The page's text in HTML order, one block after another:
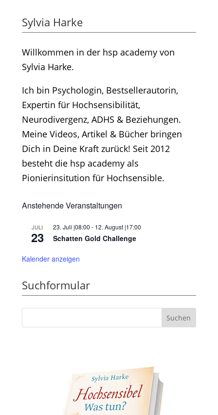
Sylvia Harke
Willkommen in der hsp academy von
Sylvia Harke.
Ich bin Psychologin, Bestsellerautorin,
Expertin für Hochsensibilität,
Neurodivergenz, ADHS & Beziehungen.
Meine Videos, Artikel & Bücher bringen
Dich in Deine Kraft zurück! Seit 2012
besteht die hsp academy als
Pionierinsitution für Hochsensible.
Anstehende Veranstaltungen
JULI
23
23. Juli |08:00 - 12. August |17:00
Schatten Gold Challenge
Kalender anzeigen
Suchformular